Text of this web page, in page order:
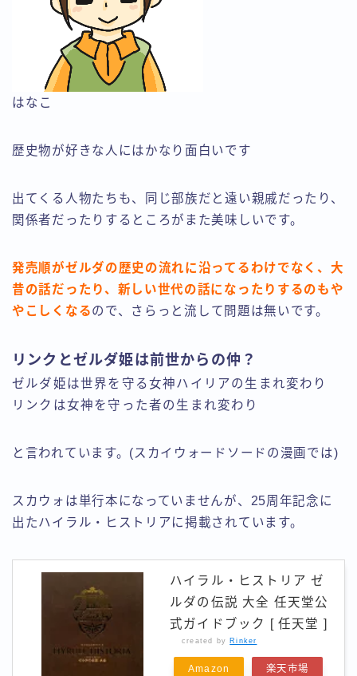
はなこ
歴史物が好きな人にはかなり面白いです
出てくる人物たちも、同じ部族だと遠い親戚だったり、
関係者だったりするところがまた美味しいです。
発売順がゼルダの歴史の流れに沿ってるわけでなく、大
昔の話だったり、新しい世代の話になったりするのもや
やこしくなるので、さらっと流して問題は無いです。
リンクとゼルダ姫は前世からの仲？
ゼルダ姫は世界を守る女神ハイリアの生まれ変わり
リンクは女神を守った者の生まれ変わり
と言われています。(スカイウォードソードの漫画では)
スカウォは単行本になっていませんが、25周年記念に
出たハイラル・ヒストリアに掲載されています。
ハイラル・ヒストリア ゼ
ルダの伝説 大全 任天堂公
式ガイドブック [ 任天堂 ]
created by Rinker
Amazon 楽天市場